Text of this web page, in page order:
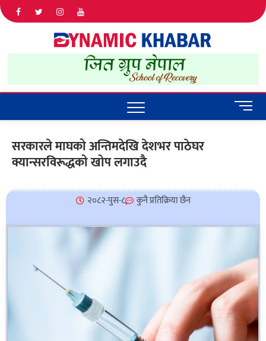
IN NEPAL
M
e
n
सरकारले माघको अन्तिमदेखि देशभर पाठेघर
क्यान्सरविरूद्धको खोप लगाउदै
२०८२-पुस-८ कुनै प्रतिक्रिया छैन